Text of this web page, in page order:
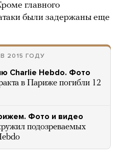
главного
были задержаны еще
В 2015 ГОДУ
Charlie Hebdo. Фото
в Париже погибли 12
Фото и видео
подозреваемых